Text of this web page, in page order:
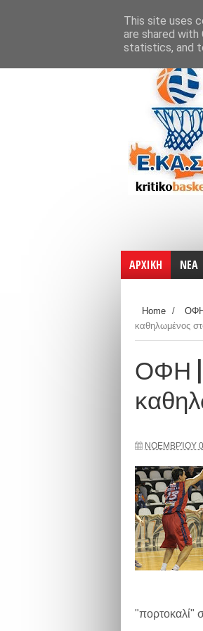
ΑΡΧΙΚΗ ΝΕΑ
Home / ΟΦΗ
καθηλωμένος
ΟΦΗ |
ΝΟΕΜΒΡΊΟΥ
"πορτοκαλί"
This site uses
are shared
statistics, and